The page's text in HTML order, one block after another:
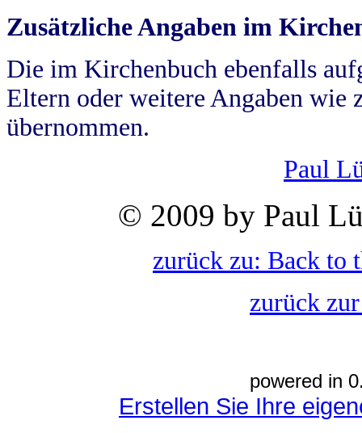
Zusätzliche Angaben im
Die im Kirchenbuch ebenfalls
Eltern oder weitere Angaben wie
übernommen.
Paul
© 2009 by Paul
zurück zu: Back to
zurück
powered in
Erstellen Sie Ihre